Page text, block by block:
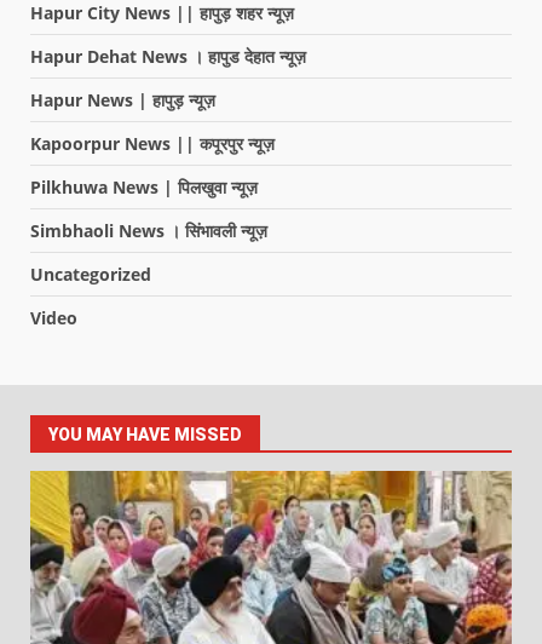
Hapur City News || हापुड़ शहर न्यूज़
Hapur Dehat News । हापुड देहात न्यूज़
Hapur News | हापुड़ न्यूज़
Kapoorpur News || कपूरपुर न्यूज़
Pilkhuwa News | पिलखुवा न्यूज़
Simbhaoli News । सिंभावली न्यूज़
Uncategorized
Video
YOU MAY HAVE MISSED